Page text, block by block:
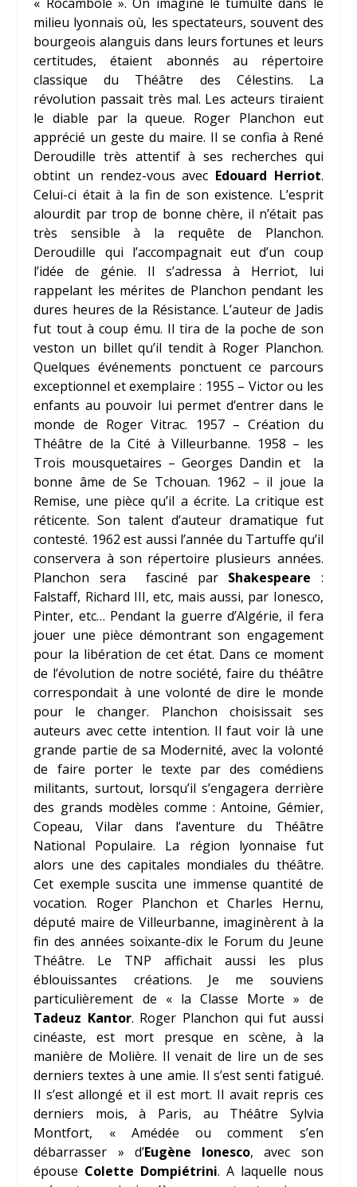
milieu lyonnais où, les spectateurs, souvent des
bourgeois alanguis dans leurs fortunes et leurs
certitudes, étaient abonnés au répertoire
classique du Théâtre des Célestins. La
révolution passait très mal. Les acteurs tiraient
le diable par la queue. Roger Planchon eut
apprécié un geste du maire. Il se confia à René
Deroudille très attentif à ses recherches qui
obtint un rendez-vous avec Edouard Herriot.
Celui-ci était à la fin de son existence. L’esprit
alourdit par trop de bonne chère, il n’était pas
très sensible à la requête de Planchon.
Deroudille qui l’accompagnait eut d’un coup
l’idée de génie. Il s’adressa à Herriot, lui
rappelant les mérites de Planchon pendant les
dures heures de la Résistance. L’auteur de Jadis
fut tout à coup ému. Il tira de la poche de son
veston un billet qu’il tendit à Roger Planchon.
Quelques événements ponctuent ce parcours
exceptionnel et exemplaire : 1955 – Victor ou les
enfants au pouvoir lui permet d’entrer dans le
monde de Roger Vitrac. 1957 – Création du
Théâtre de la Cité à Villeurbanne. 1958 – les
Trois mousquetaires – Georges Dandin et la
bonne âme de Se Tchouan. 1962 – il joue la
Remise, une pièce qu’il a écrite. La critique est
réticente. Son talent d’auteur dramatique fut
contesté. 1962 est aussi l’année du Tartuffe qu’il
conservera à son répertoire plusieurs années.
Planchon sera fasciné par Shakespeare :
Falstaff, Richard III, etc, mais aussi, par Ionesco,
Pinter, etc… Pendant la guerre d’Algérie, il fera
jouer une pièce démontrant son engagement
pour la libération de cet état. Dans ce moment
de l’évolution de notre société, faire du théâtre
correspondait à une volonté de dire le monde
pour le changer. Planchon choisissait ses
auteurs avec cette intention. Il faut voir là une
grande partie de sa Modernité, avec la volonté
de faire porter le texte par des comédiens
militants, surtout, lorsqu’il s’engagera derrière
des grands modèles comme : Antoine, Gémier,
Copeau, Vilar dans l’aventure du Théâtre
National Populaire. La région lyonnaise fut
alors une des capitales mondiales du théâtre.
Cet exemple suscita une immense quantité de
vocation. Roger Planchon et Charles Hernu,
député maire de Villeurbanne, imaginèrent à la
fin des années soixante-dix le Forum du Jeune
Théâtre. Le TNP affichait aussi les plus
éblouissantes créations. Je me souviens
particulièrement de « la Classe Morte » de
Tadeuz Kantor. Roger Planchon qui fut aussi
cinéaste, est mort presque en scène, à la
manière de Molière. Il venait de lire un de ses
derniers textes à une amie. Il s’est senti fatigué.
Il s’est allongé et il est mort. Il avait repris ces
derniers mois, à Paris, au Théâtre Sylvia
Montfort, « Amédée ou comment s’en
débarrasser » d’Eugène Ionesco, avec son
épouse Colette Dompiétrini. A laquelle nous